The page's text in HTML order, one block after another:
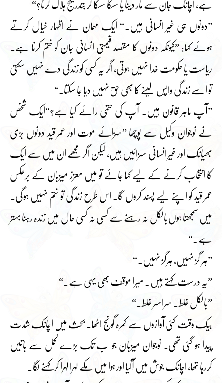
ہے، اچانک جان سے مار دینا یا سسکا سسکا کر بتدریج ہلاک کرنا؟“
”دونوں ہی غیر انسانی ہیں۔“ ایک مہمان نے اظہار خیال کرتے
ہوئے کہا: ”کیونکہ دونوں کا مقصد قیمتی انسانی جان کو ختم کرنا ہے۔
ریاست یا حکومت خدا نہیں ہوتی، اگر یہ کسی کو زندگی دے نہیں سکتی
تو اسے زندگی واپس لینے کا بھی حق نہیں دیا جا سکتا۔“
”آپ ماہر قانون ہیں۔ آپ کی حتمی رائے کیا ہے؟“ایک شخص
نے نوجوان وکیل سے پوچھا ”سزائے موت اور عمر قید دونوں بڑی
بھیانک اور غیر انسانی سزائیں ہیں، لیکن اگر مجھے ان میں سے ایک
کا انتخاب کرنے کے لیے کہا جائے تو میں معزز میزبان کے برعکس
عمر قید کو اپنے لیے پسند کروں گا۔ اس طرح زندگی تو ختم نہیں ہوگی۔
میں سمجھتا ہوں بالکل نہ رہنے سے کسی نہ کسی حال میں زندہ رہنا بہتر
ہے۔“
”ہر گز نہیں، ہرگز نہیں۔“
”یہ درست کہتے ہیں۔ میرا موقف بھی یہی ہے۔“
”بالکل غلط۔ سراسر غلط۔“
بیک وقت کئی آوازوں سے کمرہ گونج اٹھا۔ بحث میں اچانک شدت
پیدا ہو گئی تھی۔ نوجوان میزبان جوا ب تک بڑے تحمل سے باتیں
کررہا تھا، اچانک جوش میں آگیا اور ہوا میں مکے لہرا لہرا کر کہنے لگا۔